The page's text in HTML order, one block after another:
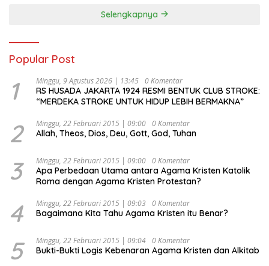
Selengkapnya
Popular Post
1 Minggu, 9 Agustus 2026 | 13:45 0 Komentar
RS HUSADA JAKARTA 1924 RESMI BENTUK CLUB STROKE:
“MERDEKA STROKE UNTUK HIDUP LEBIH BERMAKNA”
2 Minggu, 22 Februari 2015 | 09:00 0 Komentar
Allah, Theos, Dios, Deu, Gott, God, Tuhan
3 Minggu, 22 Februari 2015 | 09:00 0 Komentar
Apa Perbedaan Utama antara Agama Kristen Katolik
Roma dengan Agama Kristen Protestan?
4 Minggu, 22 Februari 2015 | 09:03 0 Komentar
Bagaimana Kita Tahu Agama Kristen itu Benar?
5 Minggu, 22 Februari 2015 | 09:04 0 Komentar
Bukti-Bukti Logis Kebenaran Agama Kristen dan Alkitab